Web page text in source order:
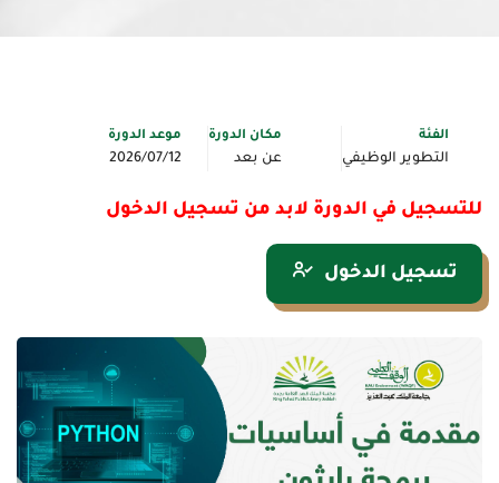
الفئة
التطوير الوظيفي
مكان الدورة
عن بعد
موعد الدورة
2026/07/12
للتسجيل في الدورة لابد من تسجيل الدخول
تسجيل الدخول